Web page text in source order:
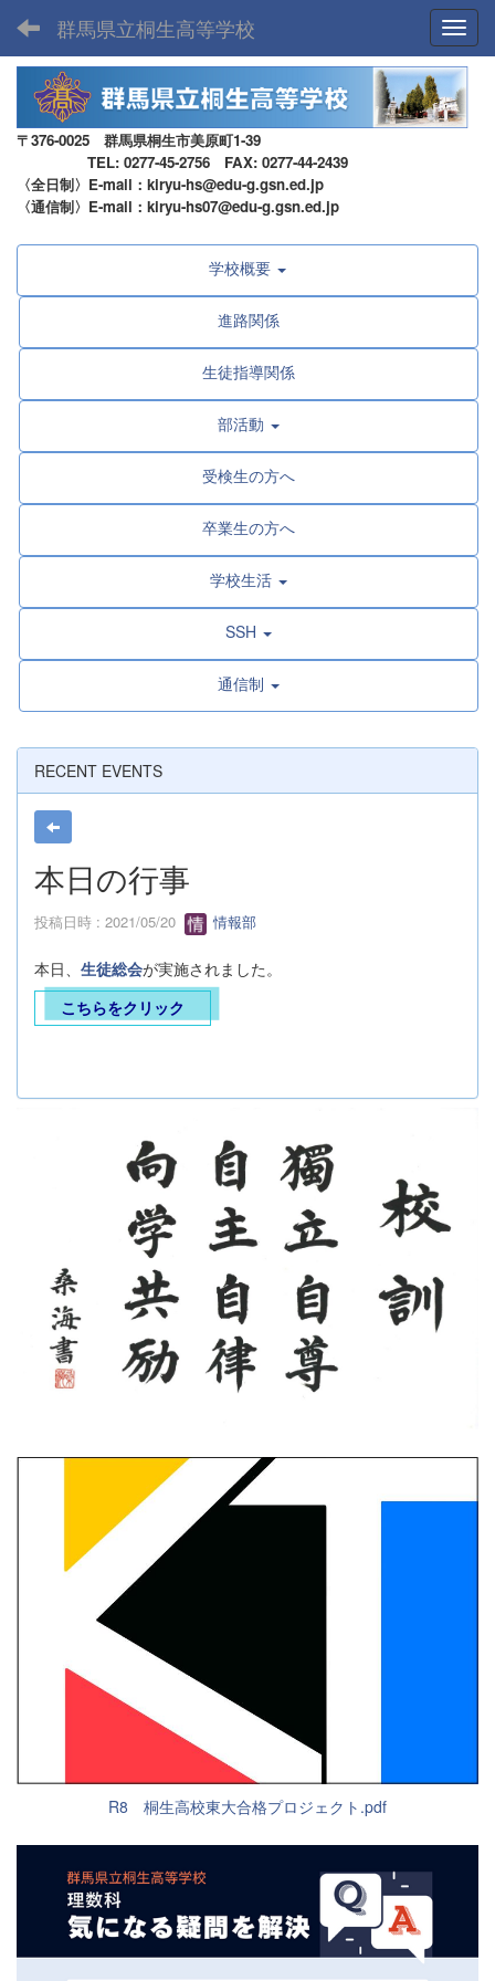
群馬県立桐生高等学校
〒376-0025 群馬県桐生市美原町1-39
TEL: 0277-45-2756 FAX: 0277-44-2439
〈全日制〉E-mail：kiryu-hs@edu-g.gsn.ed.jp
〈通信制〉E-mail：kiryu-hs07@edu-g.gsn.ed.jp
学校概要
進路関係
生徒指導関係
部活動
受検生の方へ
卒業生の方へ
学校生活
SSH
通信制
RECENT EVENTS
本日の行事
投稿日時 : 2021/05/20 情報部
本日、 生徒総会が実施されました。
こちらをクリック
R8 桐生高校東大合格プロジェクト.pdf